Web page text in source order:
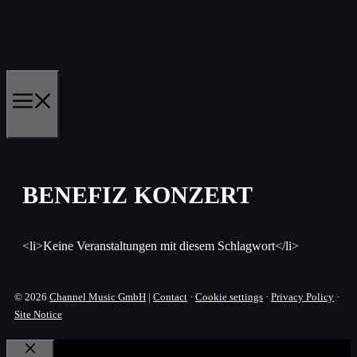
BENEFIZ KONZERT
<li>Keine Veranstaltungen mit diesem Schlagwort</li>
© 2026 Channel Music GmbH | Contact · Cookie settings · Privacy Policy ·
Site Notice